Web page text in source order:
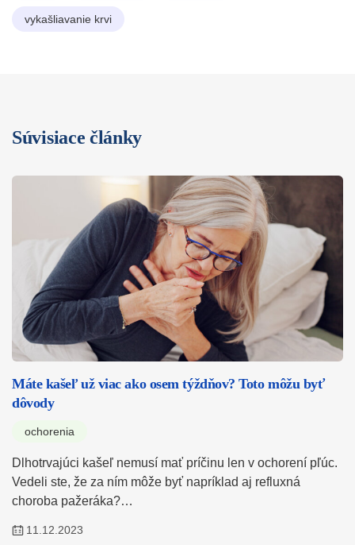
vykašliavanie krvi
Súvisiace články
Máte kašeľ už viac ako osem týždňov? Toto môžu byť
dôvody
ochorenia
Dlhotrvajúci kašeľ nemusí mať príčinu len v ochorení pľúc.
Vedeli ste, že za ním môže byť napríklad aj refluxná
choroba pažeráka?…
11.12.2023